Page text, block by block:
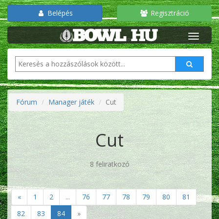
Belépés Regisztráció
Fórum Manager játék Cut
Cut
8 feliratkozó
« 1 2 ... 76 77 78 79 80
81
82
83 84 »